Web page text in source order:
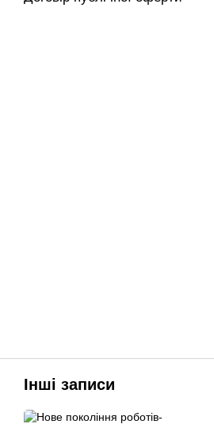
Інші записи